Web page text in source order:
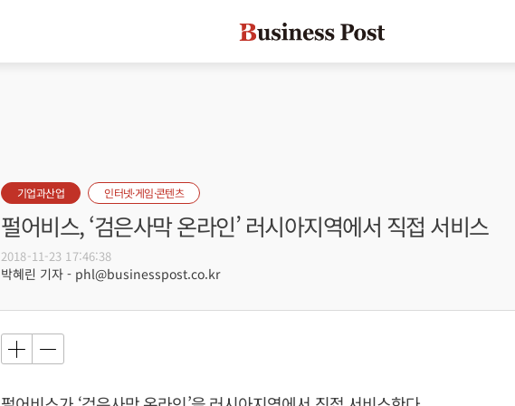
기업과산업 인터넷·게임·콘텐츠
펄어비스, ‘검은사막 온라인’ 러시아지역에서 직접 서비스
2018-11-23 17:46:38
박혜린 기자 - phl@businesspost.co.kr